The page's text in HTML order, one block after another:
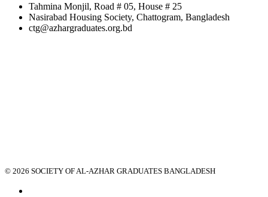
Tahmina Monjil, Road # 05, House # 25
Nasirabad Housing Society, Chattogram, Bangladesh
ctg@azhargraduates.org.bd
© 2026 SOCIETY OF AL-AZHAR GRADUATES BANGLADESH